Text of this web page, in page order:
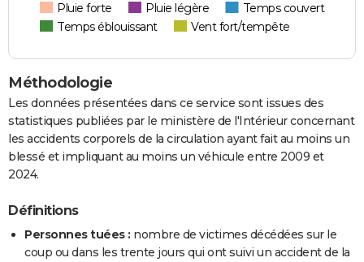
Pluie forte
Pluie légère
Temps couvert
Temps éblouissant
Vent fort/tempête
Méthodologie
Les données présentées dans ce service sont issues des
statistiques publiées par le ministère de l'Intérieur concernant
les accidents corporels de la circulation ayant fait au moins un
blessé et impliquant au moins un véhicule entre 2009 et
2024.
Définitions
Personnes tuées : nombre de victimes décédées sur le
coup ou dans les trente jours qui ont suivi un accident de la